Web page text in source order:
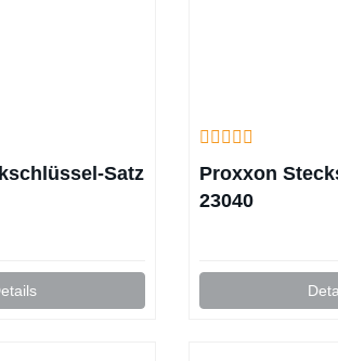
Satz
Proxxon
23040